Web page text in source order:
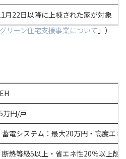
月22日以降に上棟された家が対象
リーン住宅支援事業について 」）
万円/戸
蓄電システム：最大20万円・高度エ
断熱等級5以上・省エネ性20％以上削